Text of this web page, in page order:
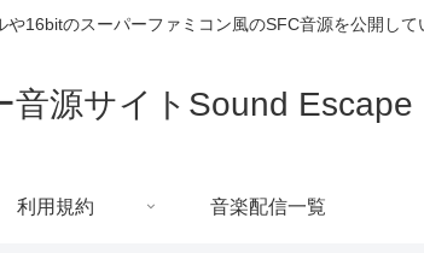
16bitのスーパーファミコン風のSFC音源を公開して
音源サイトSound Escape
利用規約 音楽配信一覧